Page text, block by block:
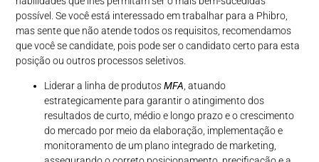
possível. Se você está interessado em trabalhar para a Phibro,
mas sente que não atende todos os requisitos, recomendamos
que você se candidate, pois pode ser o candidato certo para esta
posição ou outros processos seletivos.
Liderar a linha de produtosMFA, atuando
estrategicamente para garantir o atingimento dos
resultados de curto, médio e longo prazo e o crescimento
do mercado por meio da elaboração, implementação e
monitoramento de um plano integrado de marketing,